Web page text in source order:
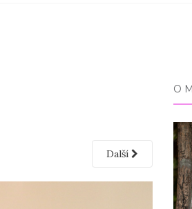
Další
O